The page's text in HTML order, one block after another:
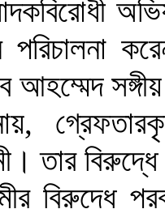
আহম্মেদ
তার বিরুদ্ধে
বিরুদ্ধে